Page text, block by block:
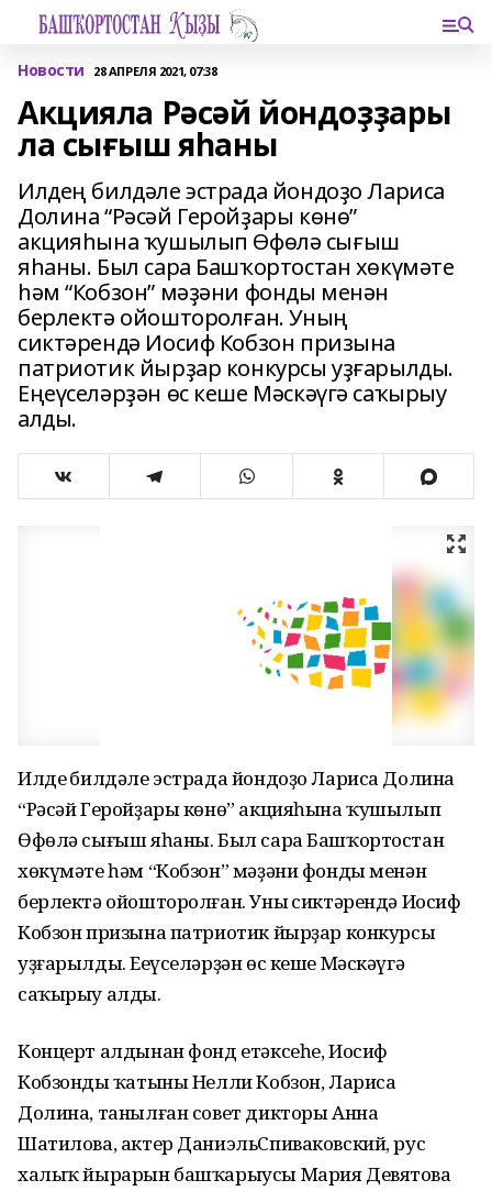
Новости 28 АПРЕЛЯ 2021, 07:38
Акцияла Рәсәй йондоҙҙары
ла сығыш яһаны
Илдең билдәле эстрада йондоҙо Лариса
Долина “Рәсәй Геройҙары көнө”
акцияһына ҡушылып Өфөлә сығыш
яһаны. Был сара Башҡортостан хөкүмәте
һәм “Кобзон” мәҙәни фонды менән
берлектә ойошторолған. Уның
сиктәрендә Иосиф Кобзон призына
патриотик йырҙар конкурсы уҙғарылды.
Еңеүселәрҙән өс кеше Мәскәүгә саҡырыу
алды.
Илдең билдәле эстрада йондоҙо Лариса Долина
“Рәсәй Геройҙары көнө” акцияһына ҡушылып
Өфөлә сығыш яһаны. Был сара Башҡортостан
хөкүмәте һәм “Кобзон” мәҙәни фонды менән
берлектә ойошторолған. Уның сиктәрендә Иосиф
Кобзон призына патриотик йырҙар конкурсы
уҙғарылды. Еңеүселәрҙән өс кеше Мәскәүгә
саҡырыу алды.
Концерт алдынан фонд етәксеһе, Иосиф
Кобзондың ҡатыны Нелли Кобзон, Лариса
Долина, танылған совет дикторы Анна
Шатилова, актер ДаниэльСпиваковский, рус
халыҡ йырарын башҡарыусы Мария Девятова